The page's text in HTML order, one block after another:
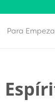
Para